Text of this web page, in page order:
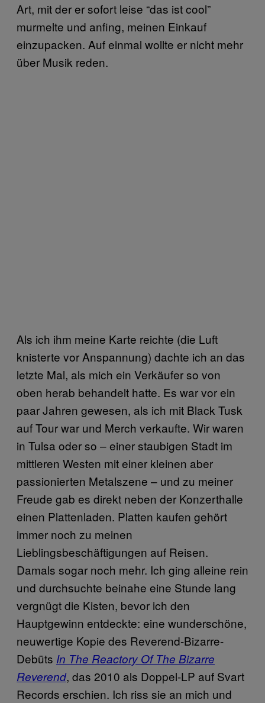
Art, mit der er sofort leise “das ist cool”
murmelte und anfing, meinen Einkauf
einzupacken. Auf einmal wollte er nicht mehr
über Musik reden.
Als ich ihm meine Karte reichte (die Luft
knisterte vor Anspannung) dachte ich an das
letzte Mal, als mich ein Verkäufer so von
oben herab behandelt hatte. Es war vor ein
paar Jahren gewesen, als ich mit Black Tusk
auf Tour war und Merch verkaufte. Wir waren
in Tulsa oder so – einer staubigen Stadt im
mittleren Westen mit einer kleinen aber
passionierten Metalszene – und zu meiner
Freude gab es direkt neben der Konzerthalle
einen Plattenladen. Platten kaufen gehört
immer noch zu meinen
Lieblingsbeschäftigungen auf Reisen.
Damals sogar noch mehr. Ich ging alleine rein
und durchsuchte beinahe eine Stunde lang
vergnügt die Kisten, bevor ich den
Hauptgewinn entdeckte: eine wunderschöne,
neuwertige Kopie des Reverend-Bizarre-
Debüts In The Reactory Of The Bizarre
Reverend, das 2010 als Doppel-LP auf Svart
Records erschien. Ich riss sie an mich und